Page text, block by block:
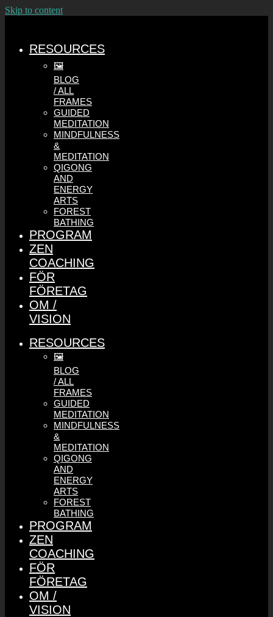
Skip to content
RESOURCES
🖼️
BLOG
/ ALL
FRAMES
GUIDED
MEDITATION
MINDFULNESS
&
MEDITATION
QIGONG
AND
ENERGY
ARTS
FOREST
BATHING
PROGRAM
ZEN
COACHING
FÖR
FÖRETAG
OM /
VISION
RESOURCES
🖼️
BLOG
/ ALL
FRAMES
GUIDED
MEDITATION
MINDFULNESS
&
MEDITATION
QIGONG
AND
ENERGY
ARTS
FOREST
BATHING
PROGRAM
ZEN
COACHING
FÖR
FÖRETAG
OM /
VISION